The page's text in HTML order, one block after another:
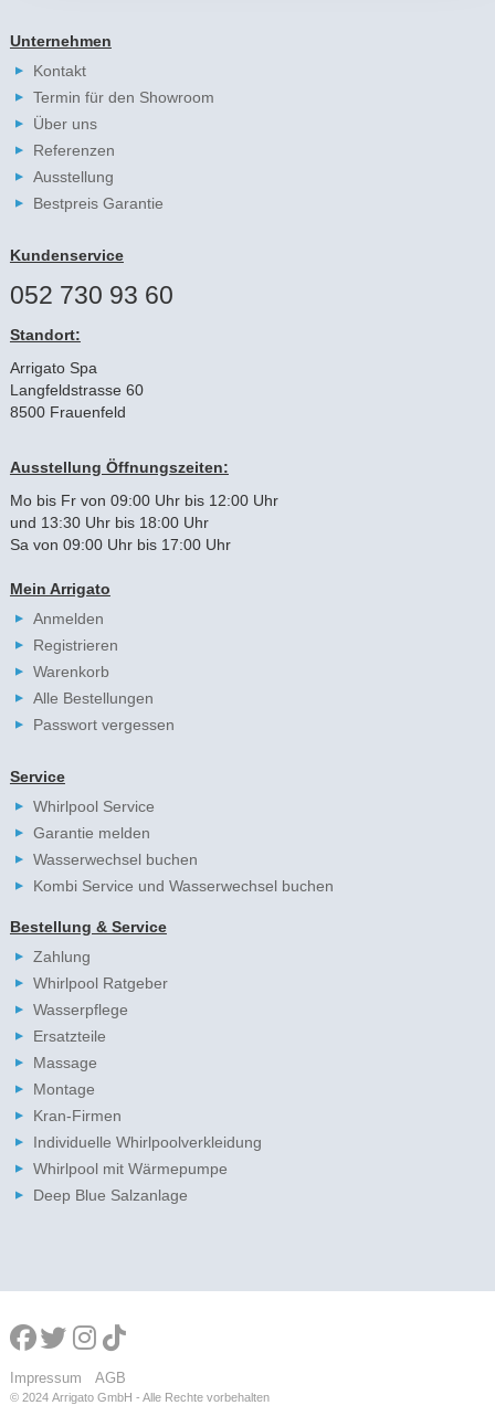
Unternehmen
Kontakt
Termin für den Showroom
Über uns
Referenzen
Ausstellung
Bestpreis Garantie
Kundenservice
052 730 93 60
Standort:
Arrigato Spa
Langfeldstrasse 60
8500 Frauenfeld
Ausstellung Öffnungszeiten:
Mo bis Fr von 09:00 Uhr bis 12:00 Uhr
und 13:30 Uhr bis 18:00 Uhr
Sa von 09:00 Uhr bis 17:00 Uhr
Mein Arrigato
Anmelden
Registrieren
Warenkorb
Alle Bestellungen
Passwort vergessen
Service
Whirlpool Service
Garantie melden
Wasserwechsel buchen
Kombi Service und Wasserwechsel buchen
Bestellung & Service
Zahlung
Whirlpool Ratgeber
Wasserpflege
Ersatzteile
Massage
Montage
Kran-Firmen
Individuelle Whirlpoolverkleidung
Whirlpool mit Wärmepumpe
Deep Blue Salzanlage
Impressum AGB
© 2024 Arrigato GmbH - Alle Rechte vorbehalten